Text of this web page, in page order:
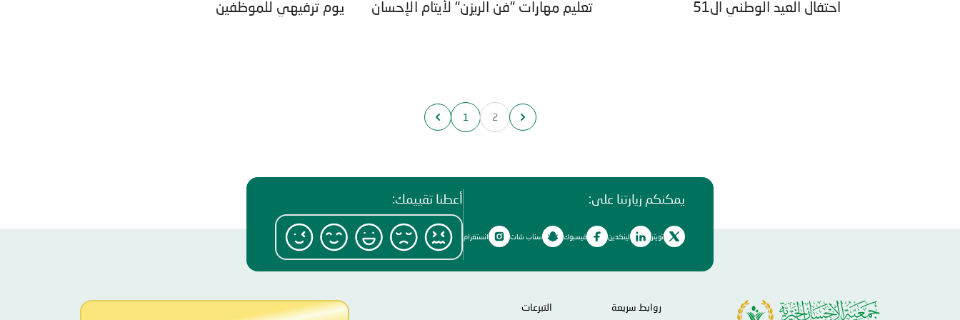
احتفال العيد الوطني ال51 تعليم مهارات "فن الريزن" لأيتام الإحسان يوم ترفيهي للموظفين
1 2
يمكنكم زيارتنا على:
تويتر لينكدين فيسبوك سناب شات انستغرام
أعطنا تقييمك:
روابط سريعة التبرعات